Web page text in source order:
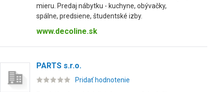
mieru. Predaj nábytku - kuchyne, obývačky,
spálne, predsiene, študentské izby.
www.decoline.sk
PARTS s.r.o.
Pridať hodnotenie